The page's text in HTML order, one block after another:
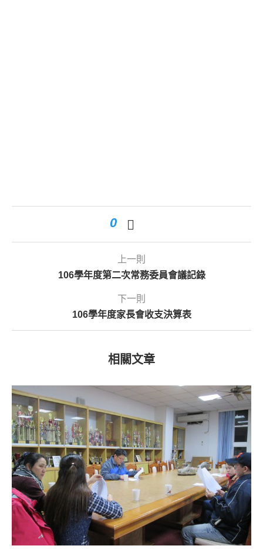
0
上一則
106學年度第二次常務委員會議記錄
下一則
106學年度家長會收支決算表
相關文章